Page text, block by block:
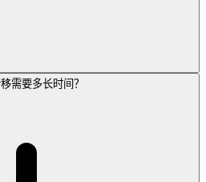
需要多长时间？